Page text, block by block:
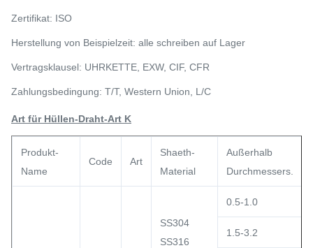
Zertifikat: ISO
Herstellung von Beispielzeit: alle schreiben auf Lager
Vertragsklausel: UHRKETTE, EXW, CIF, CFR
Zahlungsbedingung: T/T, Western Union, L/C
Art für Hüllen-Draht-Art K
Produkt-
Name
Code Art
Shaeth-
Material
Außerhalb
Durchmessers.
SS304
SS316
0.5-1.0
1.5-3.2